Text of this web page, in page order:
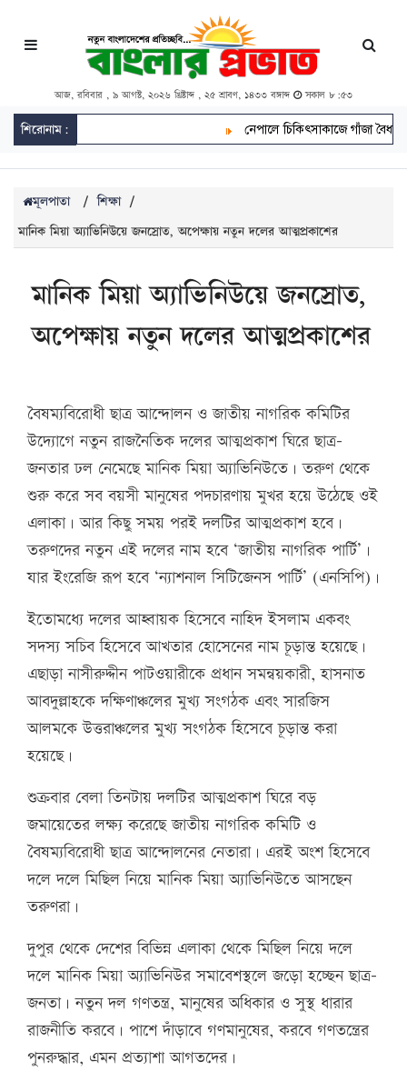
আজ, রবিবার , ৯ আগস্ট, ২০২৬ খ্রিষ্টাব্দ , ২৫ শ্রাবণ, ১৪৩৩ বঙ্গাব্দ সকাল ৮:৫৩
শিরোনাম: নেপালে চিকিৎসাকাজে গাঁজা বৈধ, চাষ
মূলপাতা / শিক্ষা /
মানিক মিয়া অ্যাভিনিউয়ে জনস্রোত, অপেক্ষায় নতুন দলের আত্মপ্রকাশের
মানিক মিয়া অ্যাভিনিউয়ে জনস্রোত,
অপেক্ষায় নতুন দলের আত্মপ্রকাশের
বৈষম্যবিরোধী ছাত্র আন্দোলন ও জাতীয় নাগরিক কমিটির
উদ্যোগে নতুন রাজনৈতিক দলের আত্মপ্রকাশ ঘিরে ছাত্র-
জনতার ঢল নেমেছে মানিক মিয়া অ্যাভিনিউতে। তরুণ থেকে
শুরু করে সব বয়সী মানুষের পদচারণায় মুখর হয়ে উঠেছে ওই
এলাকা। আর কিছু সময় পরই দলটির আত্মপ্রকাশ হবে।
তরুণদের নতুন এই দলের নাম হবে ‘জাতীয় নাগরিক পার্টি’।
যার ইংরেজি রূপ হবে ‘ন্যাশনাল সিটিজেনস পার্টি’ (এনসিপি)।
ইতোমধ্যে দলের আহ্বায়ক হিসেবে নাহিদ ইসলাম একবং
সদস্য সচিব হিসেবে আখতার হোসেনের নাম চূড়ান্ত হয়েছে।
এছাড়া নাসীরুদ্দীন পাটওয়ারীকে প্রধান সমন্বয়কারী, হাসনাত
আবদুল্লাহকে দক্ষিণাঞ্চলের মুখ্য সংগঠক এবং সারজিস
আলমকে উত্তরাঞ্চলের মুখ্য সংগঠক হিসেবে চূড়ান্ত করা
হয়েছে।
শুক্রবার বেলা তিনটায় দলটির আত্মপ্রকাশ ঘিরে বড়
জমায়েতের লক্ষ্য করেছে জাতীয় নাগরিক কমিটি ও
বৈষম্যবিরোধী ছাত্র আন্দোলনের নেতারা। এরই অংশ হিসেবে
দলে দলে মিছিল নিয়ে মানিক মিয়া অ্যাভিনিউতে আসছেন
তরুণরা।
দুপুর থেকে দেশের বিভিন্ন এলাকা থেকে মিছিল নিয়ে দলে
দলে মানিক মিয়া অ্যাভিনিউর সমাবেশস্থলে জড়ো হচ্ছেন ছাত্র-
জনতা। নতুন দল গণতন্ত্র, মানুষের অধিকার ও সুস্থ ধারার
রাজনীতি করবে। পাশে দাঁড়াবে গণমানুষের, করবে গণতন্ত্রের
পুনরুদ্ধার, এমন প্রত্যাশা আগতদের।